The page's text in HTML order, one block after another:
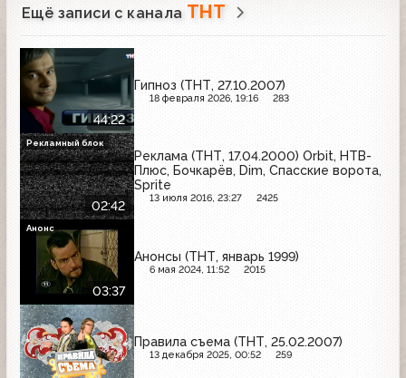
Ещё записи с канала ТНТ
44:22
Гипноз (ТНТ, 27.10.2007)
18 февраля 2026, 19:16 283
02:42
Реклама (ТНТ, 17.04.2000) Orbit, НТВ-
Плюс, Бочкарёв, Dim, Спасские ворота,
Sprite
13 июля 2016, 23:27 2425
Рекламный блок
03:37
Анонсы (ТНТ, январь 1999)
6 мая 2024, 11:52 2015
Анонс
Правила съема (ТНТ, 25.02.2007)
13 декабря 2025, 00:52 259